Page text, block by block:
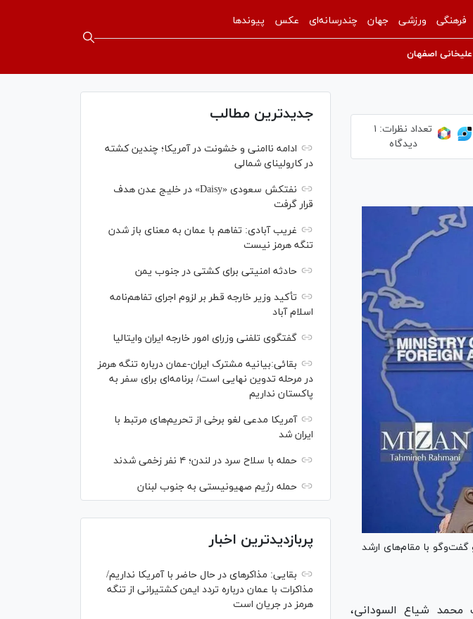
فرهنگی ورزشی جهان چندرسانه‌ای عکس پیوندها
اصفهان
تعداد نظرات: ۱
دیدگاه
گفت‌وگو با مقام‌های ارشد
محمد شیاع السودانی،
جدیدترین مطالب
ادامه ناامنی و خشونت در آمریکا؛ چندین کشته
در کارولینای شمالی
نفتکش سعودی «Daisy» در خلیج عدن هدف
قرار گرفت
غریب آبادی: تفاهم با عمان به معنای باز شدن
تنگه هرمز نیست
حادثه امنیتی برای کشتی در جنوب یمن
تأکید وزیر خارجه قطر بر لزوم اجرای تفاهم‌نامه
اسلام آباد
گفتگوی تلفنی وزرای امور خارجه ایران وایتالیا
بقائی:بیانیه مشترک ایران-عمان درباره تنگه هرمز
در مرحله تدوین نهایی است/ برنامه‌ای برای سفر به
پاکستان نداریم
آمریکا مدعی لغو برخی از تحریم‌های مرتبط با
ایران شد
حمله با سلاح سرد در لندن؛ ۴ نفر زخمی شدند
حمله رژیم صهیونیستی به جنوب لبنان
پربازدیدترین اخبار
بقایی: مذاکره‎ای در حال حاضر با آمریکا نداریم/
مذاکرات با عمان درباره تردد ایمن کشتیرانی از تنگه
هرمز در جریان است